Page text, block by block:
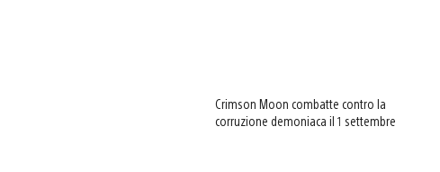
Crimson Moon combatte contro la
corruzione demoniaca il 1 settembre